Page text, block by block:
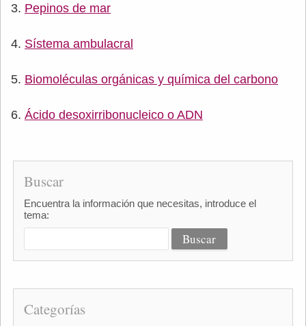
Pepinos de mar
Sístema ambulacral
Biomoléculas orgánicas y química del carbono
Ácido desoxirribonucleico o ADN
Buscar
Encuentra la información que necesitas, introduce el
tema:
Categorías